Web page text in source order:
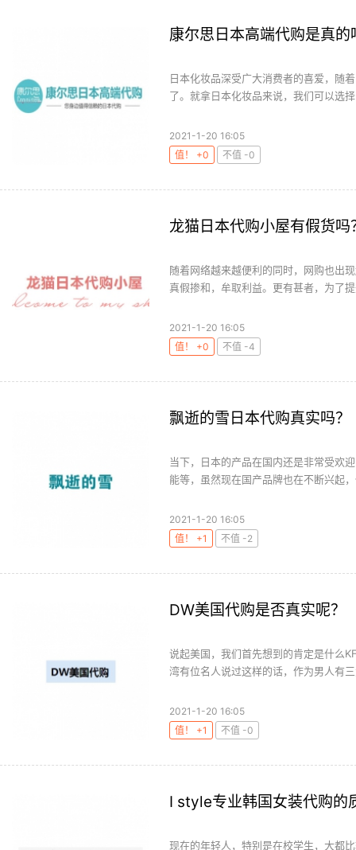
康尔思日本高端代购是真的
日本化妆品深受广大消费者的喜爱，随
了。就拿日本化妆品来说，我们可以选
2021-1-20 16:05
值！ +0
不值 -0
龙猫日本代购小屋有假货吗
随着网络越来越便利的同时，网购也出
真假掺和，牟取利益。更有甚者，为了
2021-1-20 16:05
值！ +0
不值 -4
飘逝的雪日本代购真实吗？
当下，日本的产品在国内还是非常受欢
能等，虽然现在国产品牌也在不断兴起
2021-1-20 16:05
值！ +1
不值 -2
DW美国代购是否真实呢？
说起美国，我们首先想到的肯定是什么
湾有位名人说过这样的话，作为男人有
2021-1-20 16:05
值！ +1
不值 -0
I style专业韩国女装代购的
现在的年轻人，特别是在校学生，大都